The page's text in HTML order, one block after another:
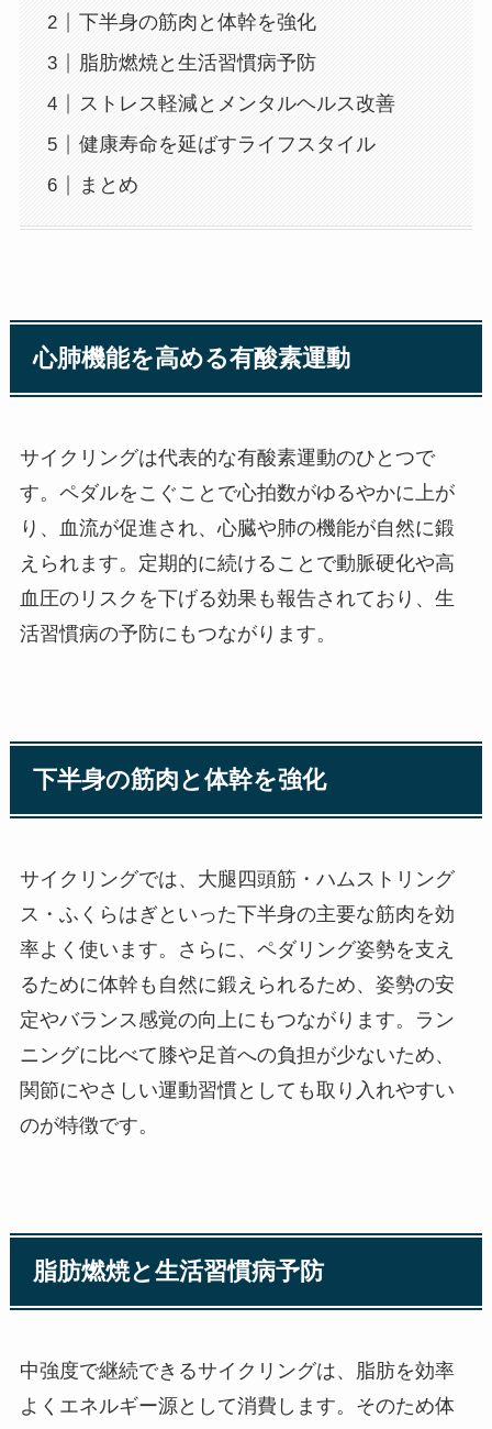
下半身の筋肉と体幹を強化
脂肪燃焼と生活習慣病予防
ストレス軽減とメンタルヘルス改善
健康寿命を延ばすライフスタイル
まとめ
心肺機能を高める有酸素運動
サイクリングは代表的な有酸素運動のひとつで
す。ペダルをこぐことで心拍数がゆるやかに上が
り、血流が促進され、心臓や肺の機能が自然に鍛
えられます。定期的に続けることで動脈硬化や高
血圧のリスクを下げる効果も報告されており、生
活習慣病の予防にもつながります。
下半身の筋肉と体幹を強化
サイクリングでは、大腿四頭筋・ハムストリング
ス・ふくらはぎといった下半身の主要な筋肉を効
率よく使います。さらに、ペダリング姿勢を支え
るために体幹も自然に鍛えられるため、姿勢の安
定やバランス感覚の向上にもつながります。ラン
ニングに比べて膝や足首への負担が少ないため、
関節にやさしい運動習慣としても取り入れやすい
のが特徴です。
脂肪燃焼と生活習慣病予防
中強度で継続できるサイクリングは、脂肪を効率
よくエネルギー源として消費します。そのため体